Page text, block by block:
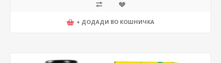
+ ДОДАДИ ВО КОШНИЧКА